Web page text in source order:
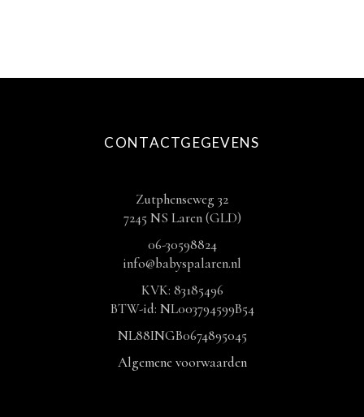
CONTACTGEGEVENS
Zutphenseweg 32
7245 NS Laren (GLD)
06-30598824
info@babyspalaren.nl
KVK: 83185496
BTW-id: NL003794599B54
NL88INGB0674895045
Algemene voorwaarden